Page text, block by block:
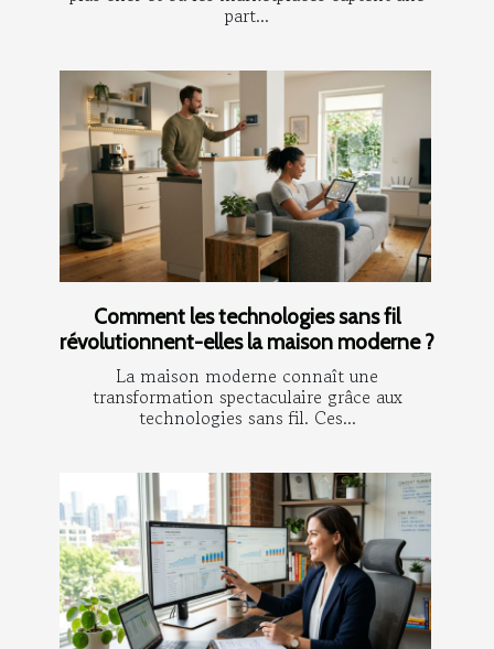
part...
Comment les technologies sans fil
révolutionnent-elles la maison moderne ?
La maison moderne connaît une
transformation spectaculaire grâce aux
technologies sans fil. Ces...